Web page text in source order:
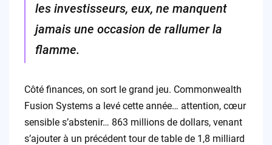
les investisseurs, eux, ne manquent
jamais une occasion de rallumer la
flamme.
Côté finances, on sort le grand jeu. Commonwealth
Fusion Systems a levé cette année… attention, cœur
sensible s’abstenir… 863 millions de dollars, venant
s’ajouter à un précédent tour de table de 1,8 milliard